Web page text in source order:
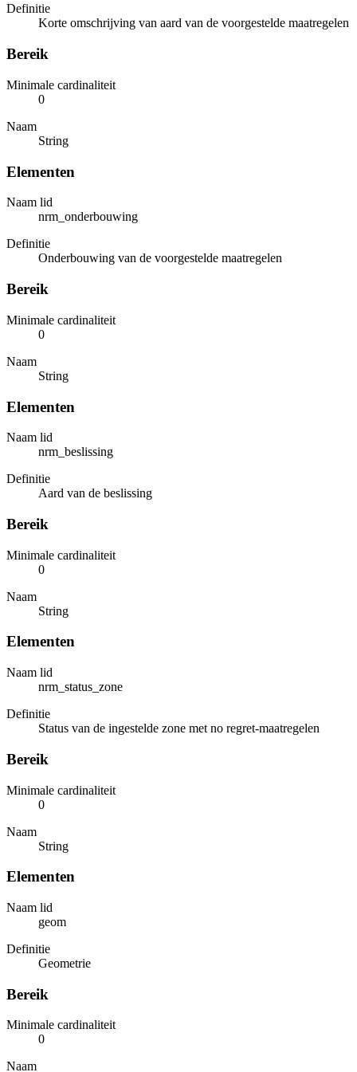
Definitie
Korte omschrijving van aard van de voorgestelde maatregelen
Bereik
Minimale cardinaliteit
0
Naam
String
Elementen
Naam lid
nrm_onderbouwing
Definitie
Onderbouwing van de voorgestelde maatregelen
Bereik
Minimale cardinaliteit
0
Naam
String
Elementen
Naam lid
nrm_beslissing
Definitie
Aard van de beslissing
Bereik
Minimale cardinaliteit
0
Naam
String
Elementen
Naam lid
nrm_status_zone
Definitie
Status van de ingestelde zone met no regret-maatregelen
Bereik
Minimale cardinaliteit
0
Naam
String
Elementen
Naam lid
geom
Definitie
Geometrie
Bereik
Minimale cardinaliteit
0
Naam